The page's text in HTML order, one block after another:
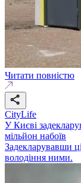
Читати повністю
CityLife
У Києві
мільйон набоїв
Задекларувавши
володіння ними.